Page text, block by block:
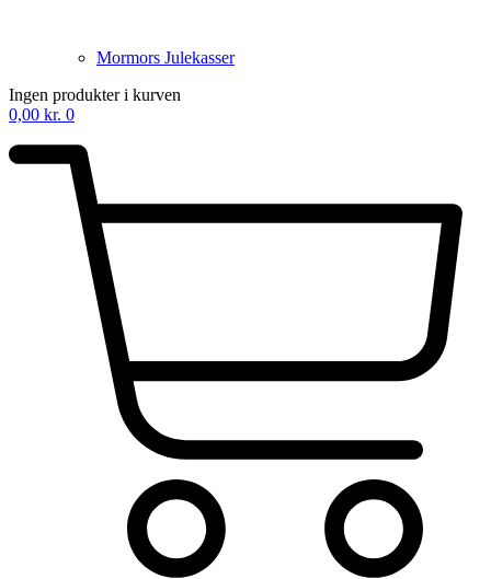
Mormors Julekasser
Ingen produkter i kurven
0,00 kr. 0